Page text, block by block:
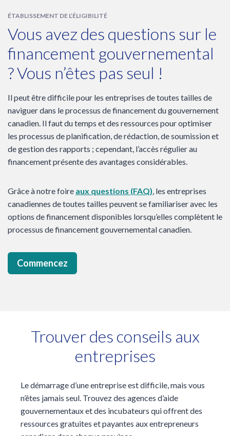
ÉTABLISSEMENT DE L’ÉLIGIBILITÉ
Vous avez des questions sur le
financement gouvernemental
? Vous n’êtes pas seul !
Il peut être difficile pour les entreprises de toutes tailles de
naviguer dans le processus de financement du gouvernement
canadien. Il faut du temps et des ressources pour optimiser
les processus de planification, de rédaction, de soumission et
de gestion des rapports ; cependant, l’accès régulier au
financement présente des avantages considérables.
Grâce à notre foire aux questions (FAQ), les entreprises
canadiennes de toutes tailles peuvent se familiariser avec les
options de financement disponibles lorsqu’elles complètent le
processus de financement gouvernemental canadien.
Commencez
Trouver des conseils aux
entreprises
Le démarrage d’une entreprise est difficile, mais vous
n’êtes jamais seul. Trouvez des agences d’aide
gouvernementaux et des incubateurs qui offrent des
ressources gratuites et payantes aux entrepreneurs